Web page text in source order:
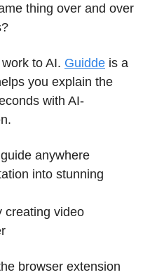
thing over and over
to AI. Guidde is a
you explain the
with AI-
anywhere
into stunning
creating video
browser extension